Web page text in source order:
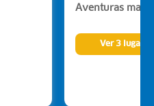
Aventuras
Ver 3 lugares